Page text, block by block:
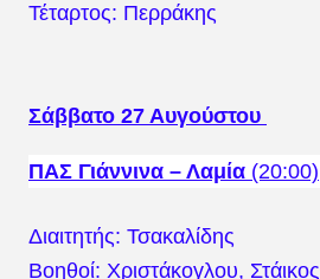
Τέταρτος: Περράκης
Σάββατο 27 Αυγούστου
ΠΑΣ Γιάννινα – Λαμία (20:00)
Διαιτητής: Τσακαλίδης
Βοηθοί: Χριστάκογλου, Στάικος